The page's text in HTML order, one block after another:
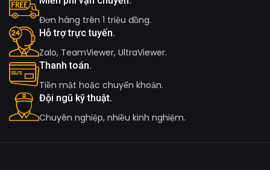
Đơn hàng trên 1 triệu đồng.
Hỗ trợ trực tuyến.
Zalo, TeamViewer, UltraViewer.
Thanh toán.
Tiền mặt hoặc chuyển khoản.
Đội ngũ kỹ thuật.
Chuyên nghiệp, nhiều kinh nghiệm.